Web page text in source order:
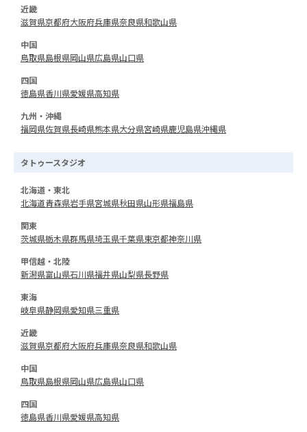
近畿
滋賀県京都府大阪府兵庫県奈良県和歌山県
中国
鳥取県島根県岡山県広島県山口県
四国
徳島県香川県愛媛県高知県
九州・沖縄
福岡県佐賀県長崎県熊本県大分県宮崎県鹿児島県沖縄県
タトゥースタジオ
北海道・東北
北海道青森県岩手県宮城県秋田県山形県福島県
関東
茨城県栃木県群馬県埼玉県千葉県東京都神奈川県
甲信越・北陸
新潟県富山県石川県福井県山梨県長野県
東海
岐阜県静岡県愛知県三重県
近畿
滋賀県京都府大阪府兵庫県奈良県和歌山県
中国
鳥取県島根県岡山県広島県山口県
四国
徳島県香川県愛媛県高知県